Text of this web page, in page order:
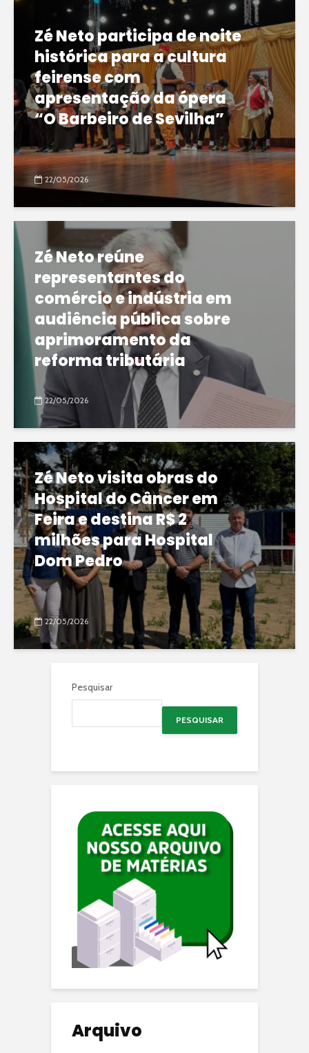
Zé Neto participa de noite
histórica para a cultura
feirense com
apresentação da ópera
“O Barbeiro de Sevilha”
22/05/2026
Zé Neto reúne
representantes do
comércio e indústria em
audiência pública sobre
aprimoramento da
reforma tributária
22/05/2026
Zé Neto visita obras do
Hospital do Câncer em
Feira e destina R$ 2
milhões para Hospital
Dom Pedro
22/05/2026
Pesquisar
PESQUISAR
Arquivo